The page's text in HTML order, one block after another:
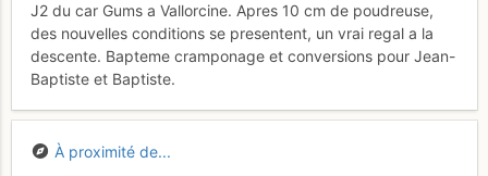
J2 du car Gums a Vallorcine. Apres 10 cm de poudreuse,
des nouvelles conditions se presentent, un vrai regal a la
descente. Bapteme cramponage et conversions pour Jean-
Baptiste et Baptiste.
À proximité de...